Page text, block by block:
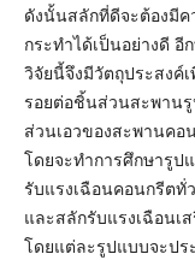
ดังนั้นสลักที่ดีจะต้องมี
กระทำได้เป็นอย่างดี
วิจัยนี้จึงมีวัตถุประสงค์
รอยต่อชิ้นส่วนสะพานรู
ส่วนเอวของสะพานคอ
โดยจะทำการศึกษารูป
รับแรงเฉือนคอนกรีตทั่
และสลักรับแรงเฉือนเ
โดยแต่ละรูปแบบจะป